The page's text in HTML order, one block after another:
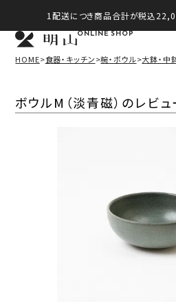
1配送につき商品合計が税込
ONLINE SHOP
HOME 食器・キッチン 椀・ボウル 大鉢・中
ボウルM（淡青磁）のレビュ